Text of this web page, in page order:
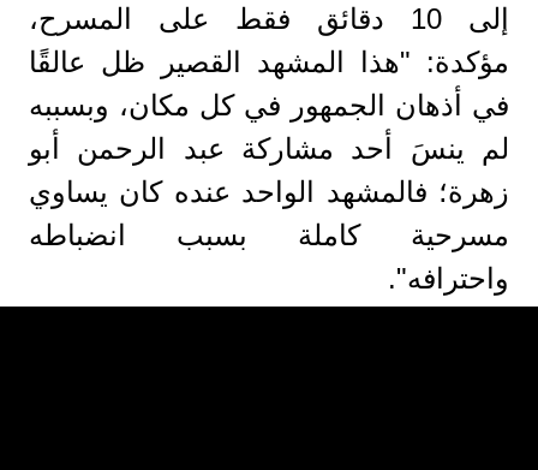
إلى 10 دقائق فقط على المسرح،
مؤكدة: "هذا المشهد القصير ظل عالقًا
في أذهان الجمهور في كل مكان، وبسببه
لم ينسَ أحد مشاركة عبد الرحمن أبو
زهرة؛ فالمشهد الواحد عنده كان يساوي
مسرحية كاملة بسبب انضباطه
واحترافه".